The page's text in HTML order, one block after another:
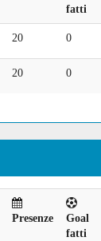
fatti
20 0
20 0
Presenze
Goal
fatti